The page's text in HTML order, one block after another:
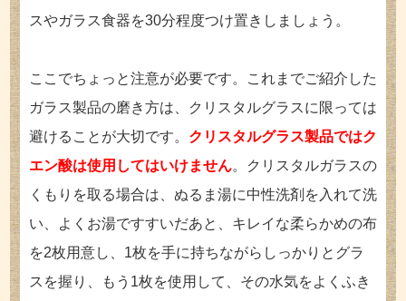
スやガラス食器を30分程度つけ置きしましょう。
ここでちょっと注意が必要です。これまでご紹介した
ガラス製品の磨き方は、クリスタルグラスに限っては
避けることが大切です。 クリスタルグラス製品ではク
エン酸は使用してはいけません。クリスタルガラスの
くもりを取る場合は、ぬるま湯に中性洗剤を入れて洗
い、よくお湯ですすいだあと、キレイな柔らかめの布
を2枚用意し、1枚を手に持ちながらしっかりとグラ
スを握り、もう1枚を使用して、その水気をよくふき